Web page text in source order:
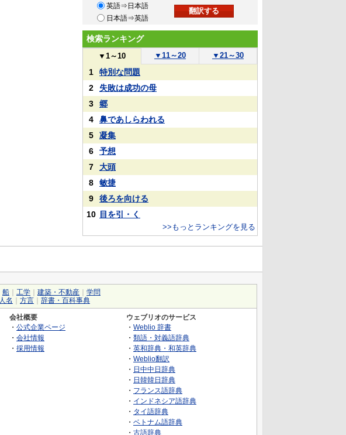
英語⇒日本語
日本語⇒英語
検索ランキング
▼ 1～10 ▼ 11～20 ▼ 21～30
1
特別な問題
2
失敗は成功の母
3
郷
4
鼻であしらわれる
5
凝集
6
予想
7
大頭
8
敏捷
9
後ろを向ける
10 目を引・く
>>もっとランキングを見る
船 工学 建築・不動産
学問
人名 方言 辞書・百科事典
会社概要
・ 公式企業ページ
・ 会社情報
・ 採用情報
ウェブリオのサービス
・ Weblio 辞書
・ 類語・対義語辞典
・ 英和辞典・和英辞典
・ Weblio翻訳
・ 日中中日辞典
・ 日韓韓日辞典
・ フランス語辞典
・ インドネシア語辞典
・ タイ語辞典
・ ベトナム語辞典
・ 古語辞典